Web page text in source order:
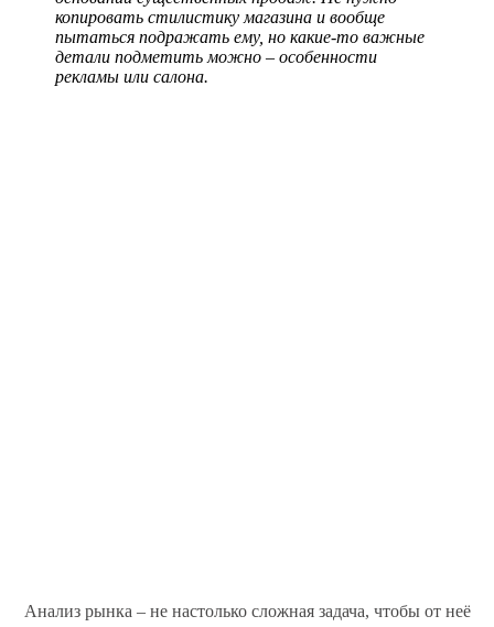
копировать стилистику магазина и вообще
пытаться подражать ему, но какие-то важные
детали подметить можно – особенности
рекламы или салона.
Анализ рынка – не настолько сложная задача, чтобы от неё